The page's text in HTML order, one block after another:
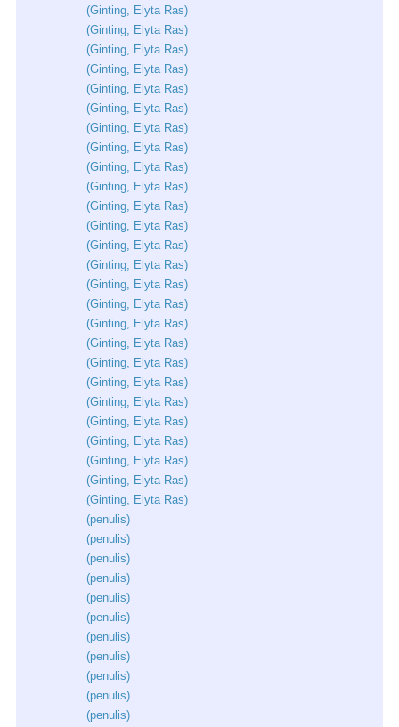
(Ginting, Elyta Ras)
(Ginting, Elyta Ras)
(Ginting, Elyta Ras)
(Ginting, Elyta Ras)
(Ginting, Elyta Ras)
(Ginting, Elyta Ras)
(Ginting, Elyta Ras)
(Ginting, Elyta Ras)
(Ginting, Elyta Ras)
(Ginting, Elyta Ras)
(Ginting, Elyta Ras)
(Ginting, Elyta Ras)
(Ginting, Elyta Ras)
(Ginting, Elyta Ras)
(Ginting, Elyta Ras)
(Ginting, Elyta Ras)
(Ginting, Elyta Ras)
(Ginting, Elyta Ras)
(Ginting, Elyta Ras)
(Ginting, Elyta Ras)
(Ginting, Elyta Ras)
(Ginting, Elyta Ras)
(Ginting, Elyta Ras)
(Ginting, Elyta Ras)
(Ginting, Elyta Ras)
(Ginting, Elyta Ras)
(penulis)
(penulis)
(penulis)
(penulis)
(penulis)
(penulis)
(penulis)
(penulis)
(penulis)
(penulis)
(penulis)